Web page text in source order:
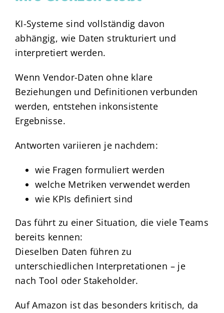
KI-Systeme sind vollständig davon
abhängig, wie Daten strukturiert und
interpretiert werden.
Wenn Vendor-Daten ohne klare
Beziehungen und Definitionen verbunden
werden, entstehen inkonsistente
Ergebnisse.
Antworten variieren je nachdem:
wie Fragen formuliert werden
welche Metriken verwendet werden
wie KPIs definiert sind
Das führt zu einer Situation, die viele Teams
bereits kennen:
Dieselben Daten führen zu
unterschiedlichen Interpretationen – je
nach Tool oder Stakeholder.
Auf Amazon ist das besonders kritisch, da